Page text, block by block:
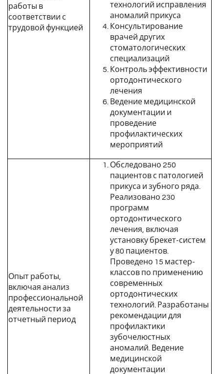
работы в
соответствии с
трудовой функцией
технологий исправления
аномалий прикуса
Консультирование
врачей других
стоматологических
специализаций
Контроль эффективности
ортодонтического
лечения
Ведение медицинской
документации и
проведение
профилактических
мероприятий
Опыт работы,
включая анализ
профессиональной
деятельности за
отчетный период
Обследовано 250
пациентов с патологией
прикуса и зубного ряда.
Реализовано 230
программ
ортодонтического
лечения, включая
установку брекет-систем
у 80 пациентов.
Проведено 15 мастер-
классов по применению
современных
ортодонтических
технологий. Разработаны
рекомендации для
профилактики
зубочелюстных
аномалий. Ведение
медицинской
документации